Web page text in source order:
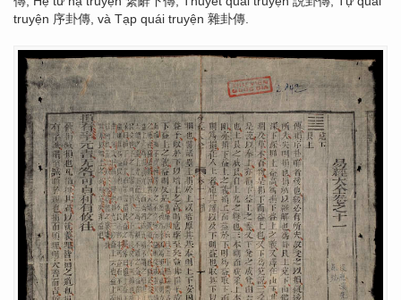
truyện 序卦傳, và Tạp quái truyện 雜卦傳.